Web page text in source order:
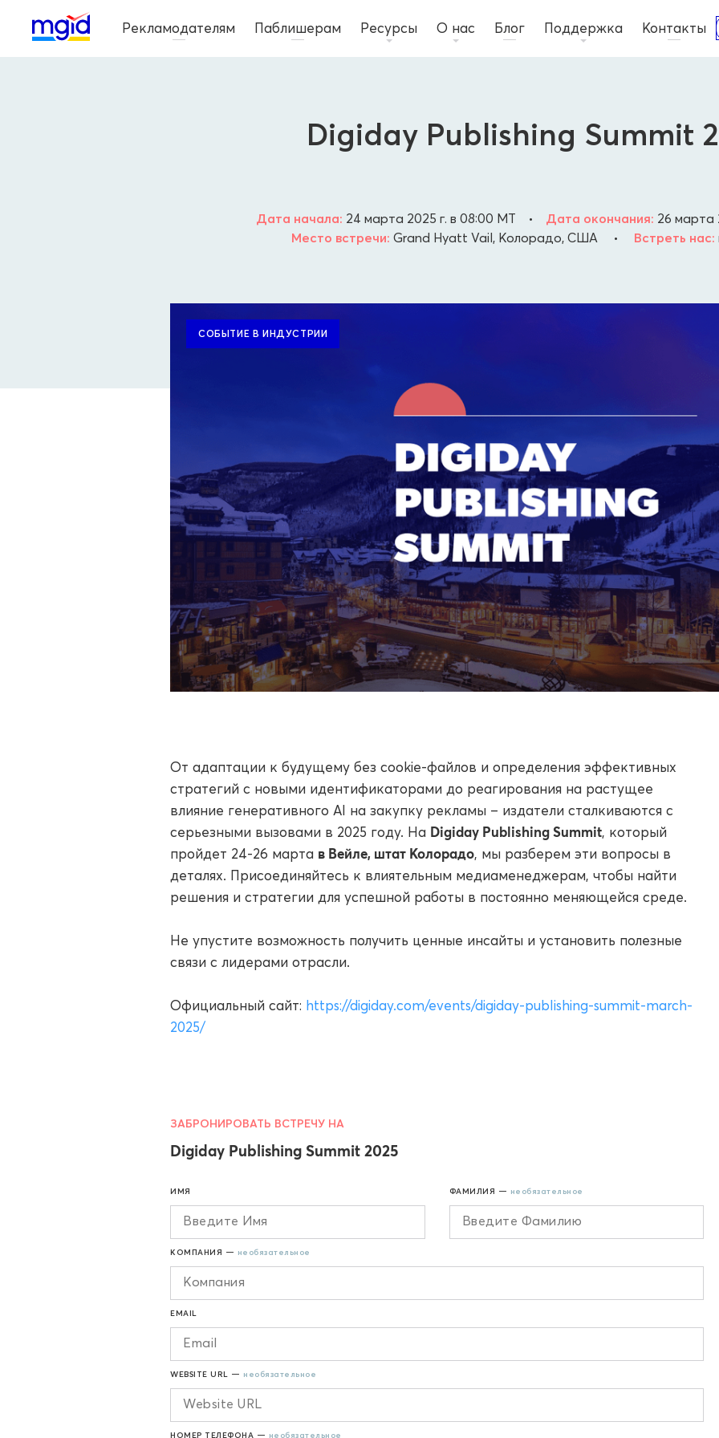
Рекламодателям Паблишерам Ресурсы О нас Блог Поддержка Контакты
Digiday Publishing Summit
Дата начала: 24 марта 2025 г. в 08:00 MT • Дата окончания: 26 марта
Место встречи: Grand Hyatt Vail, Колорадо, США • Встреть нас:
СОБЫТИЕ В ИНДУСТРИИ
От адаптации к будущему без cookie-файлов и определения эффективных
стратегий с новыми идентификаторами до реагирования на растущее
влияние генеративного AI на закупку рекламы – издатели сталкиваются с
серьезными вызовами в 2025 году. На Digiday Publishing Summit, который
пройдет 24-26 марта в Вейле, штат Колорадо, мы разберем эти вопросы в
деталях. Присоединяйтесь к влиятельным медиаменеджерам, чтобы найти
решения и стратегии для успешной работы в постоянно меняющейся среде.
Не упустите возможность получить ценные инсайты и установить полезные
связи с лидерами отрасли.
Официальный сайт: https://digiday.com/events/digiday-publishing-summit-march-
2025/
ЗАБРОНИРОВАТЬ ВСТРЕЧУ НА
Digiday Publishing Summit 2025
ИМЯ ФАМИЛИЯ — необязательное
КОМПАНИЯ — необязательное
EMAIL
WEBSITE URL — необязательное
НОМЕР ТЕЛЕФОНА — необязательное